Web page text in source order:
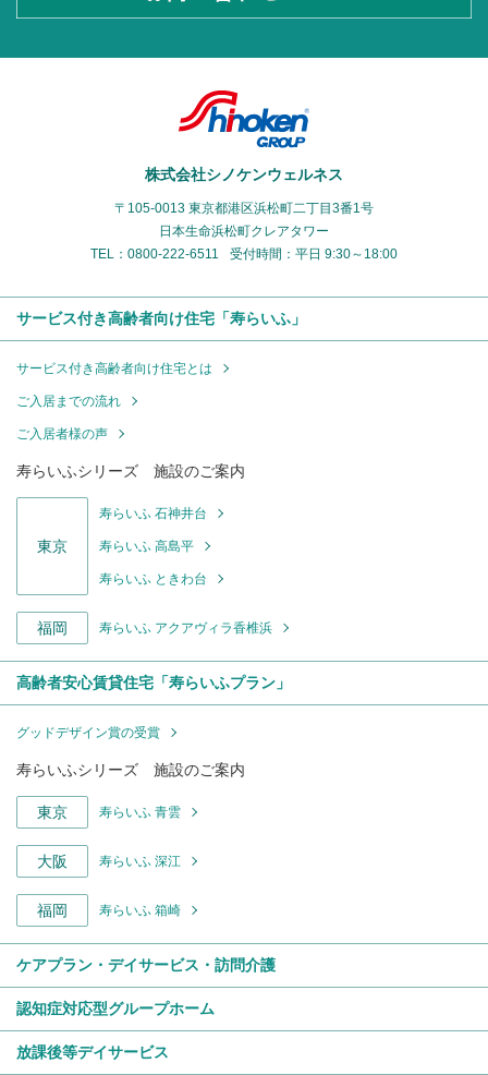
株式会社シノケンウェルネス
〒105-0013 東京都港区浜松町二丁目3番1号
日本生命浜松町クレアタワー
TEL：0800-222-6511
受付時間：平日 9:30～18:00
サービス付き高齢者向け住宅「寿らいふ」
サービス付き高齢者向け住宅とは
ご入居までの流れ
ご入居者様の声
寿らいふシリーズ 施設のご案内
東京
寿らいふ 石神井台
寿らいふ 高島平
寿らいふ ときわ台
福岡 寿らいふ アクアヴィラ香椎浜
高齢者安心賃貸住宅「寿らいふプラン」
グッドデザイン賞の受賞
寿らいふシリーズ 施設のご案内
東京 寿らいふ 青雲
大阪 寿らいふ 深江
福岡 寿らいふ 箱崎
ケアプラン・デイサービス・訪問介護
認知症対応型グループホーム
放課後等デイサービス